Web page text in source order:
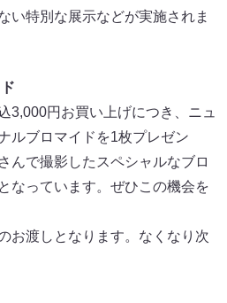
い特別な展示などが実施されま
3,000円お買い上げにつき、ニュ
ルブロマイドを1枚プレゼン
んで撮影したスペシャルなブロ
なっています。ぜひこの機会を
お渡しとなります。なくなり次